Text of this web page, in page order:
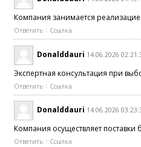
Компания занимается
Ответить Ссылка
Donalddauri 14.06.2026
Экспертная консультация при
Ответить Ссылка
Donalddauri 14.06.2026
Компания осуществляет
Ответить Ссылка